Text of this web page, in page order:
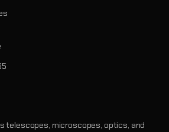
telescopes, microscopes, optics, and